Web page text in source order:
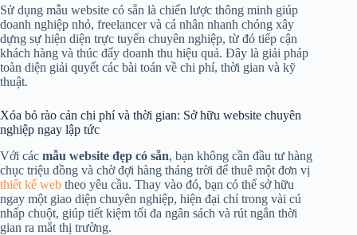
Sử dụng mẫu website có sẵn là chiến lược thông minh giúp
doanh nghiệp nhỏ, freelancer và cá nhân nhanh chóng xây
dựng sự hiện diện trực tuyến chuyên nghiệp, từ đó tiếp cận
khách hàng và thúc đẩy doanh thu hiệu quả. Đây là giải pháp
toàn diện giải quyết các bài toán về chi phí, thời gian và kỹ
thuật.
Xóa bỏ rào cản chi phí và thời gian: Sở hữu website chuyên
nghiệp ngay lập tức
Với các mẫu website đẹp có sẵn, bạn không cần đầu tư hàng
chục triệu đồng và chờ đợi hàng tháng trời để thuê một đơn vị
thiết kế web theo yêu cầu. Thay vào đó, bạn có thể sở hữu
ngay một giao diện chuyên nghiệp, hiện đại chỉ trong vài cú
nhấp chuột, giúp tiết kiệm tối đa ngân sách và rút ngắn thời
gian ra mắt thị trường.